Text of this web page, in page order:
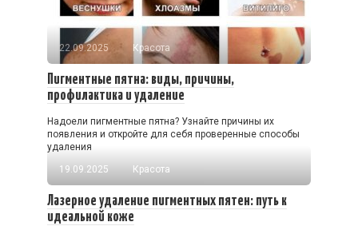
22.09.2025 Красота
Пигментные пятна: виды, причины,
профилактика и удаление
Надоели пигментные пятна? Узнайте причины их
появления и откройте для себя проверенные способы
удаления
19.09.2025
Красота
Лазерное удаление пигментных пятен: путь к
идеальной коже